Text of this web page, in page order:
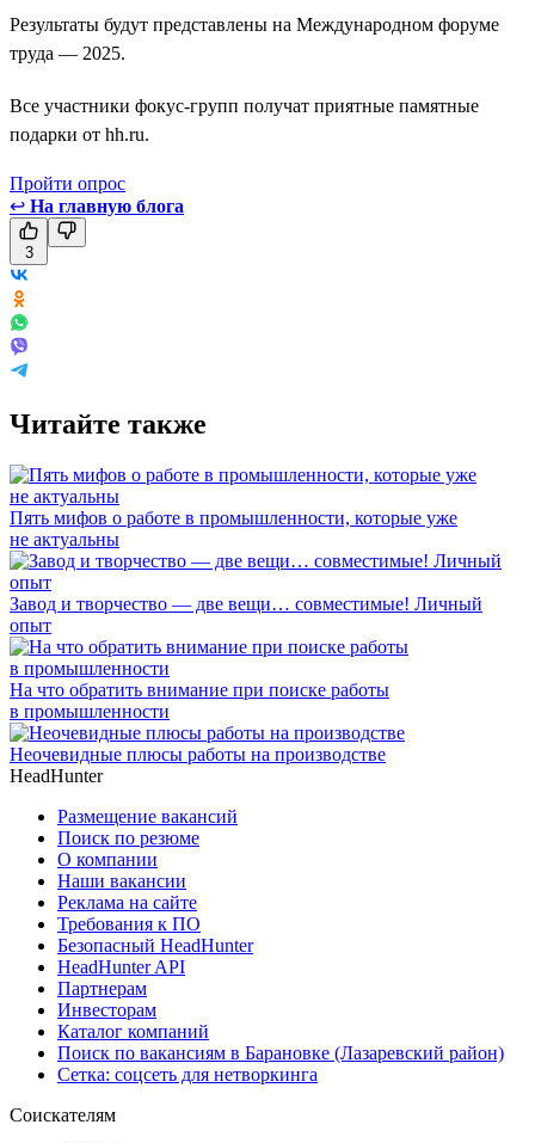
Результаты будут представлены на Международном форуме
труда — 2025.
Все участники фокус-групп получат приятные памятные
подарки от hh.ru.
Пройти опрос
↩ На главную блога
3
Читайте также
Пять мифов о работе в промышленности, которые уже
не актуальны
Завод и творчество — две вещи… совместимые! Личный
опыт
На что обратить внимание при поиске работы
в промышленности
Неочевидные плюсы работы на производстве
HeadHunter
Размещение вакансий
Поиск по резюме
О компании
Наши вакансии
Реклама на сайте
Требования к ПО
Безопасный HeadHunter
HeadHunter API
Партнерам
Инвесторам
Каталог компаний
Поиск по вакансиям в Барановке (Лазаревский район)
Сетка: соцсеть для нетворкинга
Соискателям